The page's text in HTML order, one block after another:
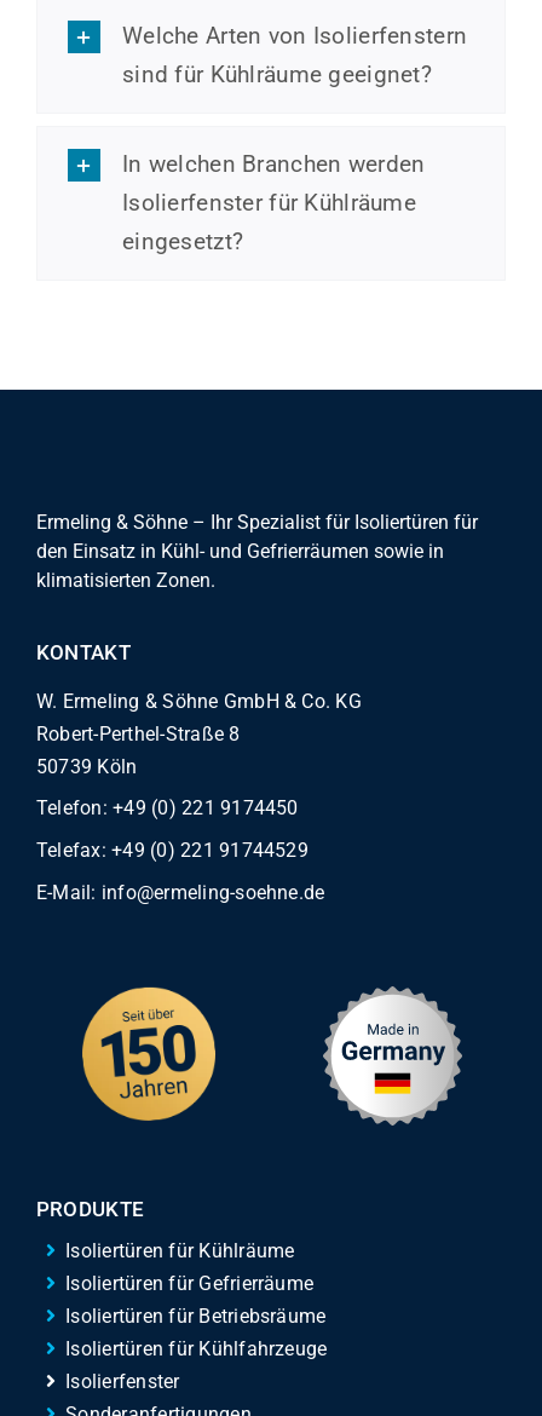
Welche Arten von Isolierfenstern
sind für Kühlräume geeignet?
In welchen Branchen werden
Isolierfenster für Kühlräume
eingesetzt?
Ermeling & Söhne – Ihr Spezialist für Isoliertüren für
den Einsatz in Kühl- und Gefrierräumen sowie in
klimatisierten Zonen.
KONTAKT
W. Ermeling & Söhne GmbH & Co. KG
Robert-Perthel-Straße 8
50739 Köln
Telefon:+49 (0) 221 9174450
Telefax: +49 (0) 221 91744529
E-Mail: info@ermeling-soehne.de
PRODUKTE
Isoliertüren für Kühlräume
Isoliertüren für Gefrierräume
Isoliertüren für Betriebsräume
Isoliertüren für Kühlfahrzeuge
Isolierfenster